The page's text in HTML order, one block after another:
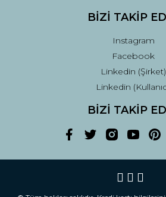
BİZİ TAKİP
Instagram
Facebook
Linkedin (Şirket)
Linkedin
BİZİ TAKİP